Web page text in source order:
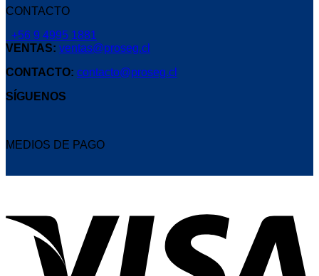
CONTACTO
+56 9 4995 1881
VENTAS: ventas@proseg.cl
CONTACTO: contacto@proseg.cl
SÍGUENOS
MEDIOS DE PAGO